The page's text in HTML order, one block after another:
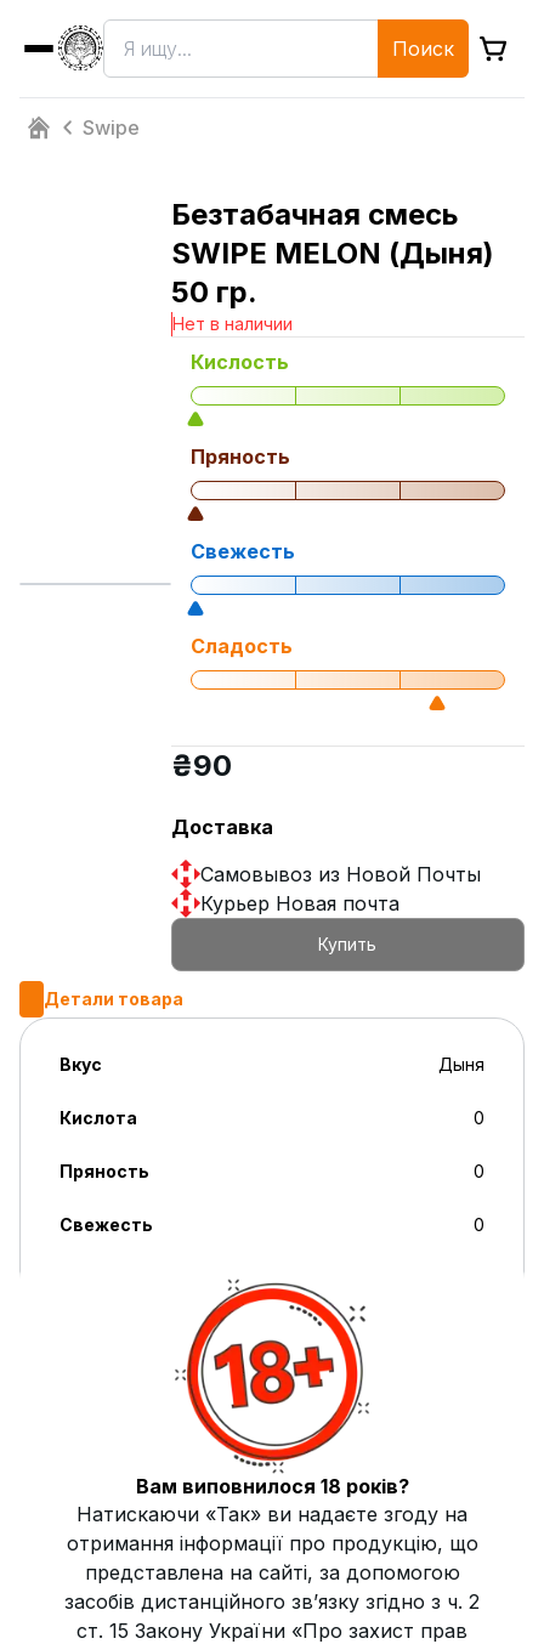
Поиск
Swipe
Безтабачная смесь
SWIPE MELON (Дыня)
50 гр.
Нет в наличии
Кислость
Пряность
Свежесть
Сладость
₴90
Доставка
Самовывоз из Новой Почты
Курьер Новая почта
Купить
Детали товара
Вкус Дыня
Кислота 0
Пряность 0
Свежесть 0
Страна производитель
Описание
Безникотиновая смесь SWIPE MELON (Дыня) 50 г — это
отличный выбор для тех, кто ищет сладкий и насыщенный
Вам виповнилося 18 років?
Натискаючи «Так» ви надаєте згоду на
отримання інформації про продукцію, що
представлена на сайті, за допомогою
засобів дистанційного зв’язку згідно з ч. 2
ст. 15 Закону України «Про захист прав